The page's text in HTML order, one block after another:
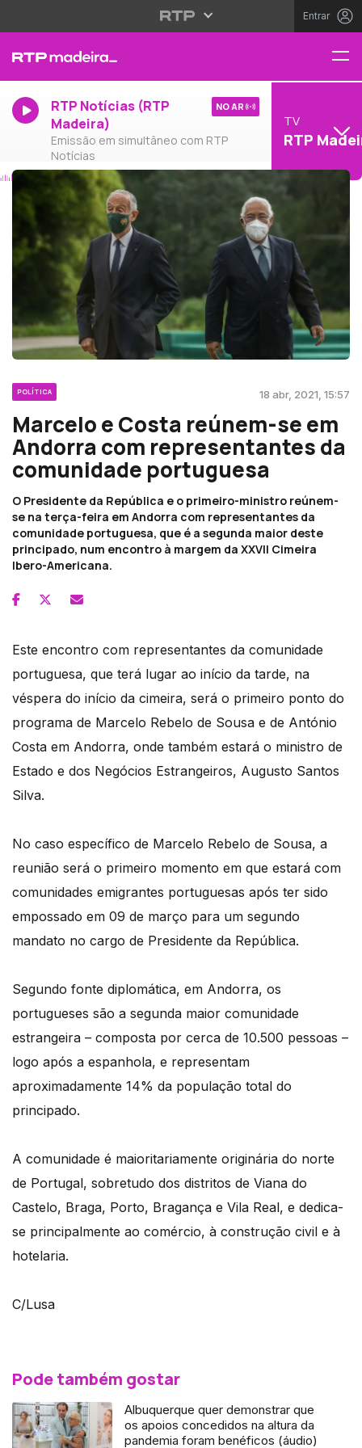
Entrar
RTP Notícias (RTP
Madeira)
Emissão em simultâneo com RTP
Notícias
NO AR
TV
RTP
POLÍTICA 18 abr, 2021, 15:57
Marcelo e Costa reúnem-se em
Andorra com representantes da
comunidade portuguesa
O Presidente da República e o primeiro-ministro reúnem-
se na terça-feira em Andorra com representantes da
comunidade portuguesa, que é a segunda maior deste
principado, num encontro à margem da XXVII Cimeira
Ibero-Americana.
Este encontro com representantes da comunidade
portuguesa, que terá lugar ao início da tarde, na
véspera do início da cimeira, será o primeiro ponto do
programa de Marcelo Rebelo de Sousa e de António
Costa em Andorra, onde também estará o ministro de
Estado e dos Negócios Estrangeiros, Augusto Santos
Silva.
No caso específico de Marcelo Rebelo de Sousa, a
reunião será o primeiro momento em que estará com
comunidades emigrantes portuguesas após ter sido
empossado em 09 de março para um segundo
mandato no cargo de Presidente da República.
Segundo fonte diplomática, em Andorra, os
portugueses são a segunda maior comunidade
estrangeira – composta por cerca de 10.500 pessoas –
logo após a espanhola, e representam
aproximadamente 14% da população total do
principado.
A comunidade é maioritariamente originária do norte
de Portugal, sobretudo dos distritos de Viana do
Castelo, Braga, Porto, Bragança e Vila Real, e dedica-
se principalmente ao comércio, à construção civil e à
hotelaria.
C/Lusa
Pode também gostar
Albuquerque quer demonstrar que
os apoios concedidos na altura da
pandemia foram benéficos (áudio)